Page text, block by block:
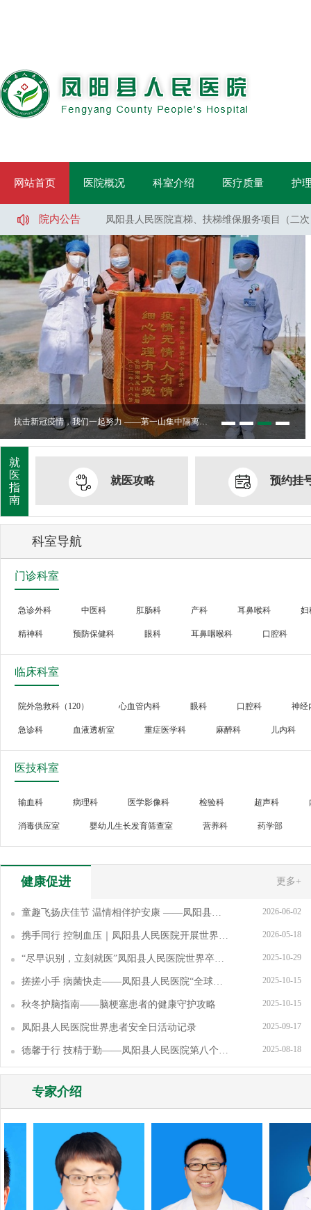
网站首页 医院概况 科室介绍 医疗质量 护
院内公告
凤阳县人民医院鼻镜询价采购文件
凤阳县人民医院医用液氧采购项目（二次）招
凤阳县人民医院直梯、扶梯维保服务项目（二
凤阳县人民医院直梯、扶梯维保服务项目（一
凤阳县人民医院直梯、扶梯维保服务项目（二
凤阳县人民医院医用液氧采购项目流标公告
凤阳县人民医院索诺声便携超声维修采购询价公
凤阳县武店镇中心卫生院口腔CT采购项目招标
凤阳县人民医院体医融合设备一批采购项目 中
凤阳县人民医院骨科手术床采购项目中标公示
凤阳县人民医院鼻镜询价采购文件
抗击新冠疫情，我们一起努力 ——苐一山集中隔离点护理篇
就
医
指
南
就医攻略 预约挂
科室导航
门诊科室
急诊外科 中医科 肛肠科 产科 耳鼻喉科 妇
精神科 预防保健科 眼科 耳鼻咽喉科 口腔科
内科门诊（细分：心血管内科、神经内科、呼吸与危重症医学科、消化内科、
临床科室
院外急救科（120） 心血管内科 眼科 口腔科 神经
急诊科 血液透析室 重症医学科 麻醉科 儿内科
介入血管科 胸外科 普外科 产科（危重孕产妇救治中心）
康复科 耳鼻咽喉科 肿瘤放疗科
医技科室
输血科 病理科 医学影像科 检验科 超声科
消毒供应室 婴幼儿生长发育筛查室 营养科 药学部
健康促进 更多+
童趣飞扬庆佳节 温情相伴护安康 ——凤阳县人民医院儿科开展六一儿童节暖心主题活动 2026-06-02
携手同行 控制血压｜凤阳县人民医院开展世界高血压日义诊宣教活动 2026-05-18
“尽早识别，立刻就医”凤阳县人民医院世界卒中日义诊健康教育宣传活动 2025-10-29
搓搓小手 病菌快走——凤阳县人民医院“全球洗手日”宣传活动 2025-10-15
秋冬护脑指南——脑梗塞患者的健康守护攻略 2025-10-15
凤阳县人民医院世界患者安全日活动记录 2025-09-17
德馨于行 技精于勤——凤阳县人民医院第八个“中国医师节”表彰活动 2025-08-18
专家介绍